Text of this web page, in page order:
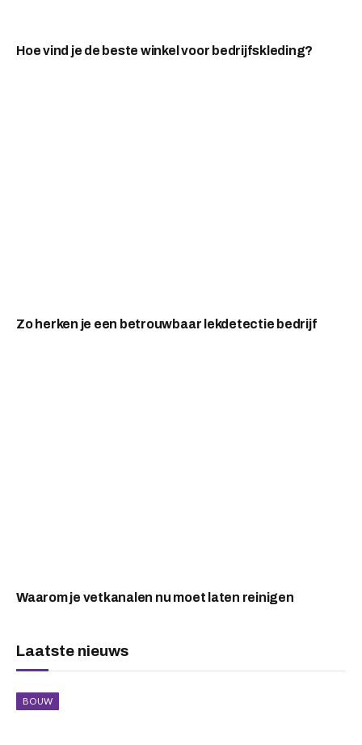
Hoe vind je de beste winkel voor bedrijfskleding?
Zo herken je een betrouwbaar lekdetectie bedrijf
Waarom je vetkanalen nu moet laten reinigen
Laatste nieuws
BOUW